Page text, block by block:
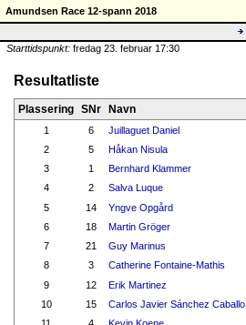
Amundsen Race 12-spann 2018
Starttidspunkt: fredag 23. februar 17:30
Resultatliste
Plassering SNr Navn
1 6 Juillaguet Daniel
2
5 Håkan Nisula
3
1 Bernhard Klammer
4
2 Salva Luque
5
14 Yngve Opgård
6
18 Martin Gröger
7
21 Guy Marinus
8
3 Catherine Fontaine-Mathis
9
12 Erik Martinez
10
15 Carlos Javier Sánchez Caballo